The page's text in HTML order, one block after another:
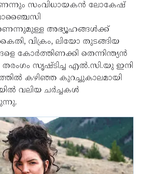
സംവിധായകൻ ലോകേഷ്
അഭ്യൂഹങ്ങൾക്ക്
വിക്രം, ലിയോ തുടങ്ങിയ
കോർത്തിണക്കി തെന്നിന്ത്യൻ
തരംഗം സൃഷ്ടിച്ച എൽ.സി.യു ഇനി
കഴിഞ്ഞ കുറച്ചുകാലമായി
വലിയ ചർച്ചകൾ